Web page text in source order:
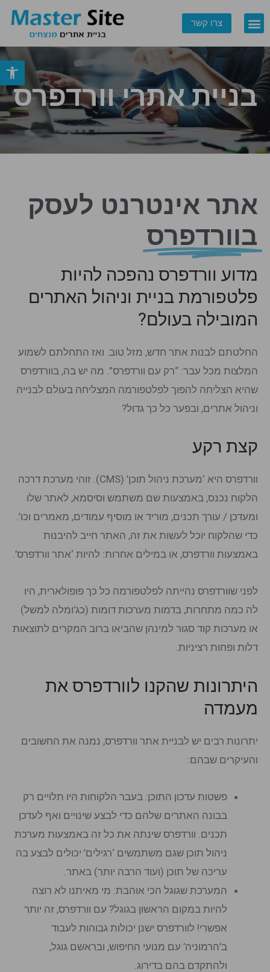
פתח
צרו קשר
צרו קשר
בניית אתרי וורדפרס
אתר אינטרנט לעסק
בוורדפרס
מדוע וורדפרס נהפכה להיות
פלטפורמת בניית וניהול האתרים
המובילה בעולם?
החלטתם לבנות אתר חדש, מזל טוב. ואז התחלתם לשמוע
המלצות מכל עבר: “רק עם וורדפרס”. מה יש בה, בוורדפרס
שהיא הצליחה להפוך לפלטפורמה המצליחה בעולם לבנייה
וניהול אתרים, ובפער כל כך גדול?
קצת רקע
וורדפרס היא ‘מערכת ניהול תוכן’ (CMS). זוהי מערכת דרכה
הלקוח נכנס, באמצעות שם משתמש וסיסמא, לאתר שלו
ומעדכן / עורך תכנים, מוריד או מוסיף עמודים, מאמרים וכו’.
כדי שהלקוח יוכל לעשות את זה, האתר חייב להיבנות
באמצעות וורדפרס, או במילים אחרות: להיות ‘אתר וורדפרס’.
לפני שוורדפרס נהייתה לפלטפורמה כל כך פופולארית, היו
לה כמה מתחרות, בדמות מערכות דומות (כג’ומלה למשל)
או מערכות קוד סגור למינהן שהביאו ברוב המקרים לתוצאות
דלות ופחות רציניות.
היתרונות שהקנו לוורדפרס את
מעמדה
יתרונות רבים יש לבניית אתר וורדפרס, נמנה את החשובים
והעיקרים שבהם:
פשטות עדכון התוכן: בעבר הלקוחות היו תלויים רק
בבונה האתרים שלהם כדי לבצע שינויים ואף לעדכן
תכנים. וורדפרס שינתה את כל זה באמצעות מערכת
ניהול תוכן שגם משתמשים ‘רגילים’ יכולים לבצע בה
עריכה של תוכן (ועוד הרבה יותר) באתר.
המערכת שגוגל הכי אוהבת: מי מאיתנו לא רוצה
להיות במקום הראשון בגוגל? עם וורדפרס, זה יותר
אפשרי! לוורדפרס ישנן יכולות גבוהות לעבוד
ב’הרמוניה’ עם מנועי החיפוש, ובראשם גוגל,
ולהתקדם בהם בדירוג.